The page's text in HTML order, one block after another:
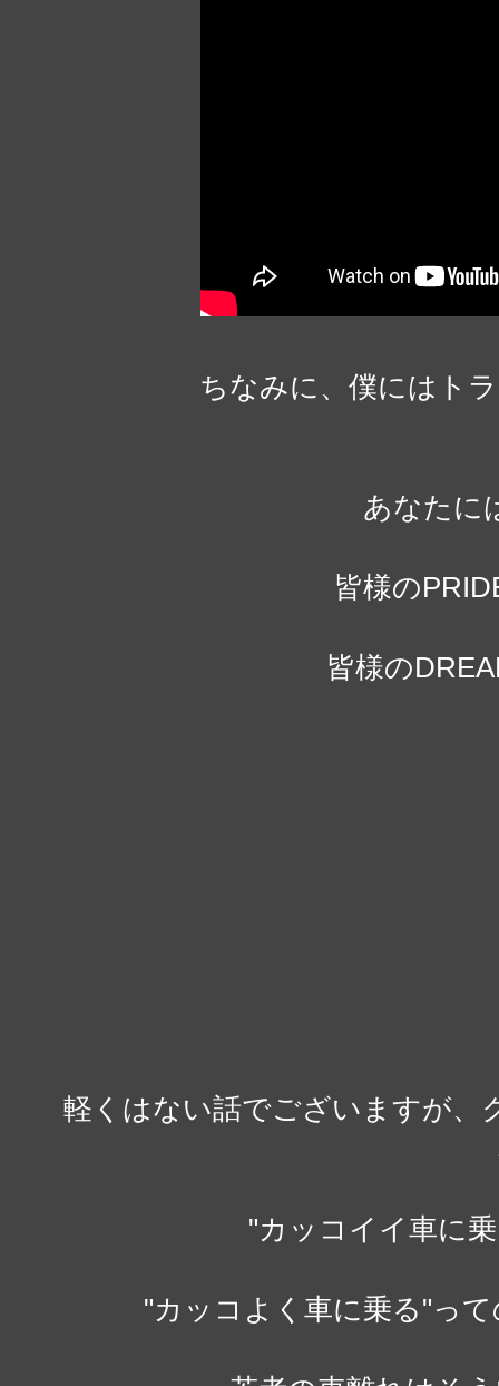
ちなみに、僕にはト
あなたに
皆様の
皆様の
軽くはない話でございますが、
"カッコイイ車に
"カッコよく車に乗る"っ